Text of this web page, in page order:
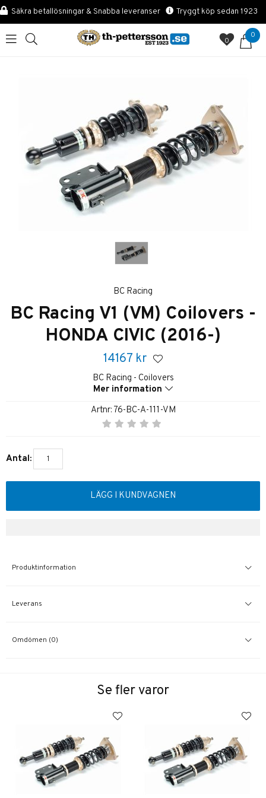
Säkra betallösningar & Snabba leveranser Tryggt köp sedan 1923
0
0
BC Racing
BC Racing V1 (VM) Coilovers -
HONDA CIVIC (2016-)
14167 kr
BC Racing - Coilovers
Mer information
Artnr: 76-BC-A-111-VM
Antal:
LÄGG I KUNDVAGNEN
Produktinformation
Leverans
Omdömen (0)
Se fler varor